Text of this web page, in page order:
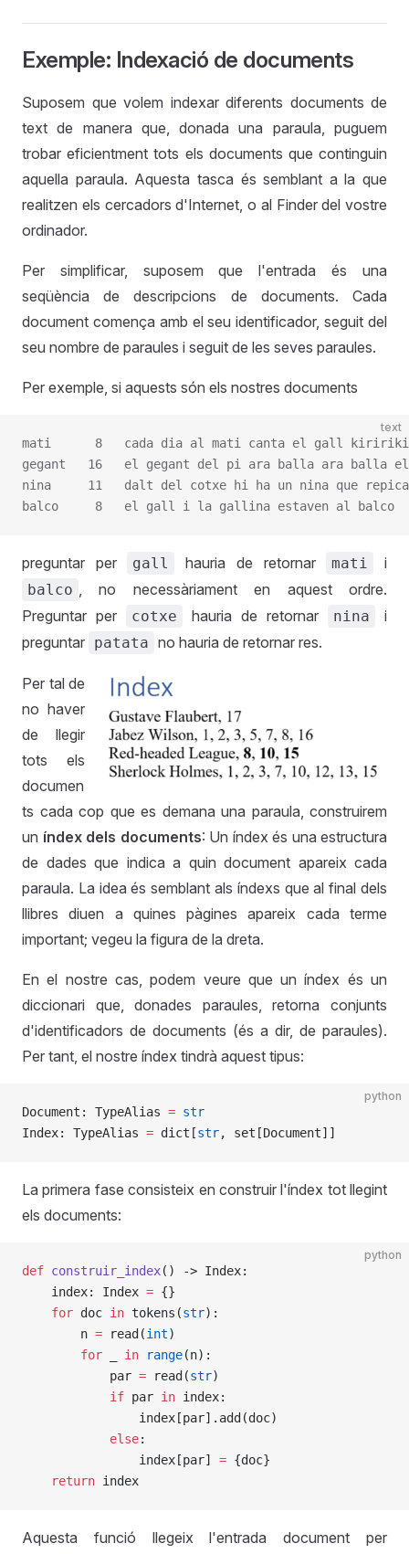
Exemple: Indexació de documents
Suposem que volem indexar diferents documents de
text de manera que, donada una paraula, puguem
trobar eficientment tots els documents que continguin
aquella paraula. Aquesta tasca és semblant a la que
realitzen els cercadors d'Internet, o al Finder del vostre
ordinador.
Per simplificar, suposem que l'entrada és una
seqüència de descripcions de documents. Cada
document comença amb el seu identificador, seguit del
seu nombre de paraules i seguit de les seves paraules.
Per exemple, si aquests són els nostres documents
text
mati      8   cada dia al mati canta el gall kiririki
gegant   16   el gegant del pi ara balla ara balla
nina     11   dalt del cotxe hi ha un nina que
balco     8   el gall i la gallina estaven al balco
preguntar per gall hauria de retornar mati i
balco , no necessàriament en aquest ordre.
Preguntar per
cotxe hauria de retornar nina
i
preguntar patata no hauria de retornar res.
Per tal de
no haver
de llegir
tots els
documen
ts cada cop que es demana una paraula, construirem
un índex dels documents: Un índex és una estructura
de dades que indica a quin document apareix cada
paraula. La idea és semblant als índexs que al final dels
llibres diuen a quines pàgines apareix cada terme
important; vegeu la figura de la dreta.
En el nostre cas, podem veure que un índex és un
diccionari que, donades paraules, retorna conjunts
d'identificadors de documents (és a dir, de paraules).
Per tant, el nostre índex tindrà aquest tipus:
python
Document: TypeAlias = str
Index: TypeAlias = dict[str, set[Document]]
La primera fase consisteix en construir l'índex tot llegint
els documents:
python
def construir_index() -> Index:
    index: Index
= {}
    for
doc in tokens(str):
        n
= read(int)
        for
in range(n):
            par
= read(str)
            if
par in index:
                index[par].add(doc)
            else
:
                index[par]
= {doc}
    return
index
Aquesta funció llegeix l'entrada document per